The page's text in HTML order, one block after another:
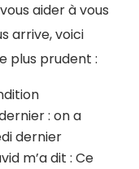
aider à vous
arrive, voici
plus prudent :
: on a
dernier
m’a dit : Ce